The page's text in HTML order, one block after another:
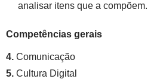
analisar itens que a compõem.
Competências gerais
4. Comunicação
5. Cultura Digital